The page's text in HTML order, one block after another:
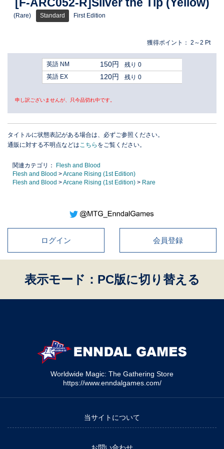
[F-ARC052-R]Silver the Tip (Yellow)
(Rare) Standard First Edition
獲得ポイント： 2～2 Pt
英語 NM 150円
残り 0
英語 EX
120円 残り 0
申し訳ございませんが、只今品切れ中です。
タイトルに状態表記がある場合は、必ずご参照ください。
通販に対する不明点などはこちら をご覧ください。
関連カテゴリ：
Flesh and Blood
Flesh and Blood >Arcane Rising (1st Edition)
Flesh and Blood >Arcane Rising (1st Edition) > Rare
ログイン 会員登録
表示モード：PC版に切り替える
Worldwide Magic: The Gathering Store
https://www.enndalgames.com/
当サイトについて